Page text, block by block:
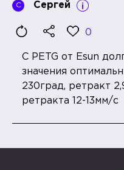
С Сергей
0
C PETG от Esun
значения
230град, ретракт
ретракта 12-13мм/с